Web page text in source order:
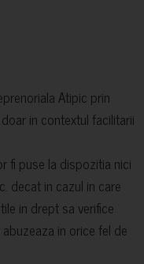
Atipic prin
doar in contextul facilitarii
fi puse la dispozitia nici
decat in cazul in care
in drept sa verifice
in orice fel de